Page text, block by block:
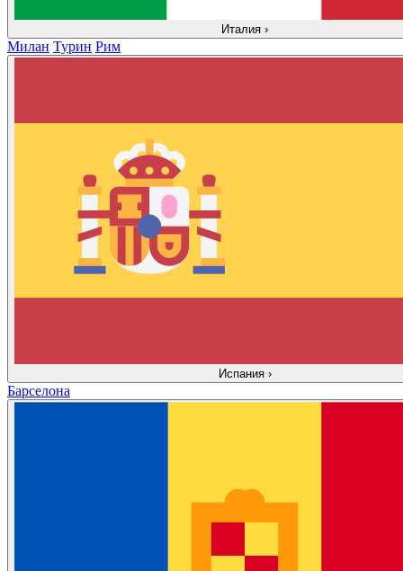
Италия ›
Милан Турин Рим
Испания ›
Барселона